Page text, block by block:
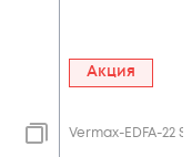
Акция
Vermax-EDFA-22 S